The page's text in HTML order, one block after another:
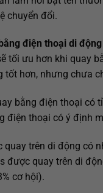
chuyển đổi.
điện thoại di
tối ưu hơn khi quay
tốt hơn, nhưng chưa
bằng điện thoại có
điện thoại có ý định
quay trên di động có
được quay trên di
cơ hội).